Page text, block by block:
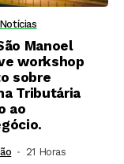
Manoel
workshop
sobre
Tributária
ao
21 Horas ⁮